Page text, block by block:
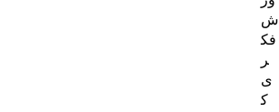
ش
فک
ر
ی
ک